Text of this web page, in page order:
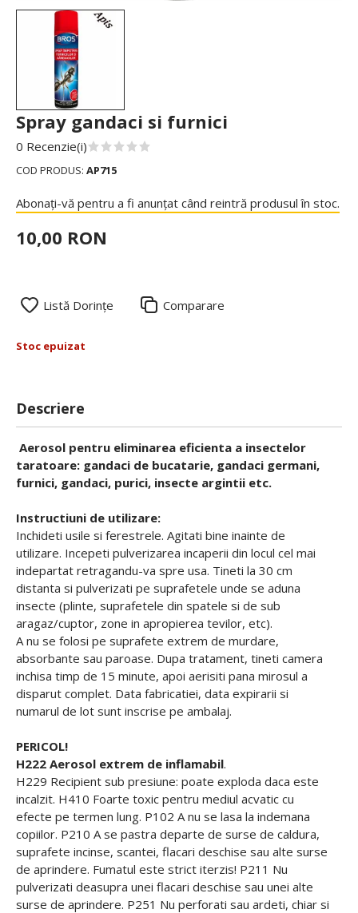
Spray gandaci si furnici
0 Recenzie(i)
COD PRODUS: AP715
Abonați-vă pentru a fi anunțat când reintră produsul în stoc.
10,00 RON
Listă Dorințe Comparare
Stoc epuizat
Descriere
Aerosol pentru eliminarea eficienta a insectelor
taratoare: gandaci de bucatarie, gandaci germani,
furnici, gandaci, purici, insecte argintii etc.
Instructiuni de utilizare:
Inchideti usile si ferestrele. Agitati bine inainte de
utilizare. Incepeti pulverizarea incaperii din locul cel mai
indepartat retragandu-va spre usa. Tineti la 30 cm
distanta si pulverizati pe suprafetele unde se aduna
insecte (plinte, suprafetele din spatele si de sub
aragaz/cuptor, zone in apropierea tevilor, etc).
A nu se folosi pe suprafete extrem de murdare,
absorbante sau paroase. Dupa tratament, tineti camera
inchisa timp de 15 minute, apoi aerisiti pana mirosul a
disparut complet. Data fabricatiei, data expirarii si
numarul de lot sunt inscrise pe ambalaj.
PERICOL!
H222 Aerosol extrem de inflamabil.
H229 Recipient sub presiune: poate exploda daca este
incalzit. H410 Foarte toxic pentru mediul acvatic cu
efecte pe termen lung. P102 A nu se lasa la indemana
copiilor. P210 A se pastra departe de surse de caldura,
suprafete incinse, scantei, flacari deschise sau alte surse
de aprindere. Fumatul este strict iterzis! P211 Nu
pulverizati deasupra unei flacari deschise sau unei alte
surse de aprindere. P251 Nu perforati sau ardeti, chiar si